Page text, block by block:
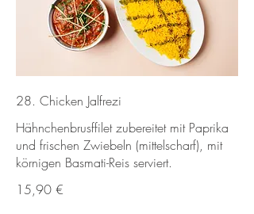
28. Chicken Jalfrezi
Hähnchenbrusffilet zubereitet mit Paprika
und frischen Zwiebeln (mittelscharf), mit
körnigen Basmati-Reis serviert.
15,90 €